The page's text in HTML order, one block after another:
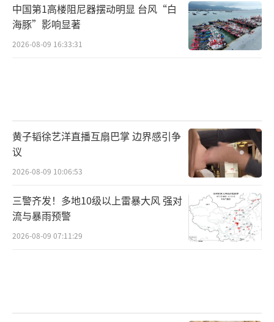
中国第1高楼阻尼器摆动明显 台风“白
海豚”影响显著
2026-08-09 16:33:31
黄子韬徐艺洋直播互扇巴掌 边界感引争
议
2026-08-09 10:06:53
三警齐发！多地10级以上雷暴大风 强对
流与暴雨预警
2026-08-09 07:11:29